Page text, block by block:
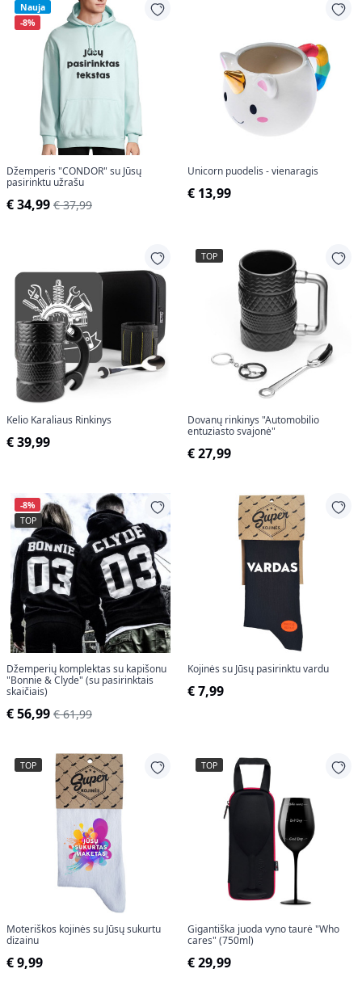
Nauja
-8%
Džemperis "CONDOR" su Jūsų
pasirinktu užrašu
€ 34,99 € 37,99
Unicorn puodelis - vienaragis
€ 13,99
Kelio Karaliaus Rinkinys
€ 39,99
TOP
Dovanų rinkinys "Automobilio
entuziasto svajonė"
€ 27,99
-8%
TOP
Džemperių komplektas su kapišonu
"Bonnie & Clyde" (su pasirinktais
skaičiais)
€ 56,99 € 61,99
Kojinės su Jūsų pasirinktu vardu
€ 7,99
TOP
Moteriškos kojinės su Jūsų sukurtu
dizainu
€ 9,99
TOP
Gigantiška juoda vyno taurė "Who
cares" (750ml)
€ 29,99